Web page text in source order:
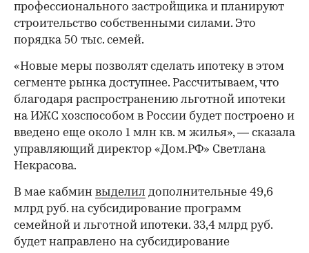
профессионального застройщика и планируют
строительство собственными силами. Это
порядка 50 тыс. семей.
«Новые меры позволят сделать ипотеку в этом
сегменте рынка доступнее. Рассчитываем, что
благодаря распространению льготной ипотеки
на ИЖС хозспособом в России будет построено и
введено еще около 1 млн кв. м жилья», — сказала
управляющий директор «Дом.РФ» Светлана
Некрасова.
В мае кабмин выделил дополнительные 49,6
млрд руб. на субсидирование программ
семейной и льготной ипотеки. 33,4 млрд руб.
будет направлено на субсидирование